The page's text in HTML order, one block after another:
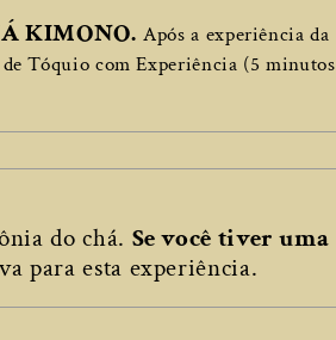
KIMONO. Após a experiência da
Tóquio com Experiência (5 minutos
do chá. Se você tiver uma
para esta experiência.